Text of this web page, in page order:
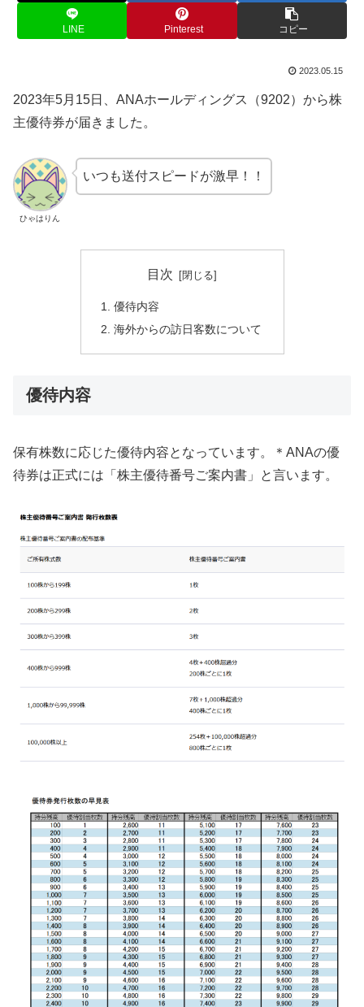
LINE Pinterest コピー
2023.05.15
2023年5月15日、ANAホールディングス（9202）から株
主優待券が届きました。
ひゃはりん
いつも送付スピードが激早！！
目次
優待内容
海外からの訪日客数について
優待内容
保有株数に応じた優待内容となっています。＊ANAの優
待券は正式には「株主優待番号ご案内書」と言います。